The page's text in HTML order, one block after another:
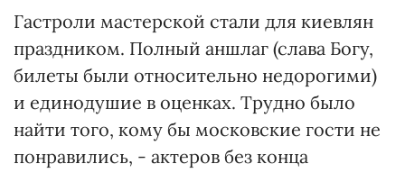
Гастроли мастерской стали для киевлян
праздником. Полный аншлаг (слава Богу,
билеты были относительно недорогими)
и единодушие в оценках. Трудно было
найти того, кому бы московские гости не
понравились, - актеров без конца